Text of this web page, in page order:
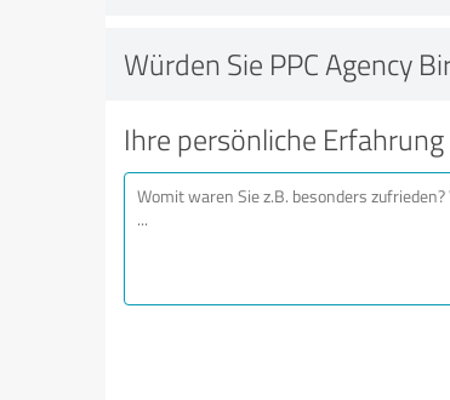
Würden Sie PPC Agency
Ihre persönliche Erfahrung